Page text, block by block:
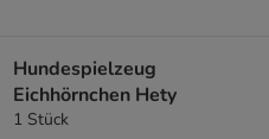
Hundespielzeug
Eichhörnchen Hety
1 Stück